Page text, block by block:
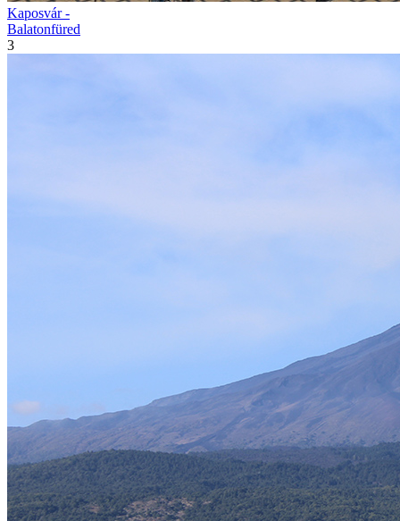
Kaposvár -
Balatonfüred
3